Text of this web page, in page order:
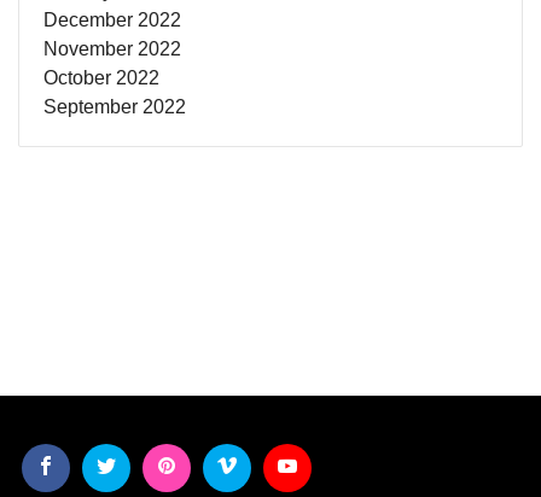
December 2022
November 2022
October 2022
September 2022